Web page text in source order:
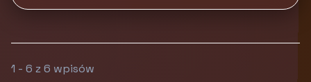
1 - 6 z 6 wpisów